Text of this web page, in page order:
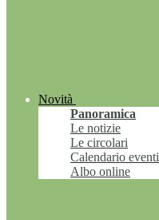
Novità
Panoramica
Le notizie
Le circolari
Calendario eventi
Albo online